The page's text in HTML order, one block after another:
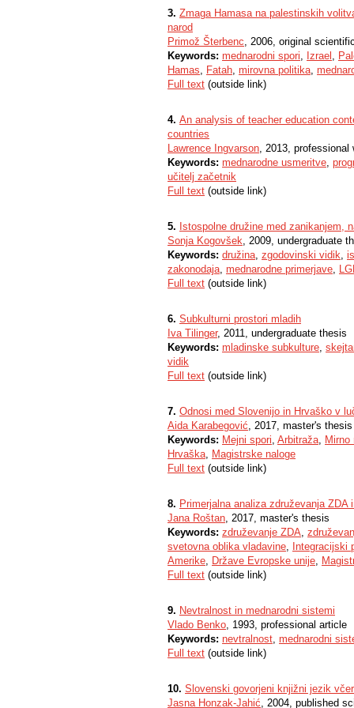
3. Zmaga Hamasa na palestinskih
narod
Primož Šterbenc, 2006, original
Keywords: mednarodni spori, Izrael ,
Hamas, Fatah, mirovna politika,
Full text (outside link)
4. An analysis of teacher education
countries
Lawrence Ingvarson, 2013, professional
Keywords: mednarodne usmeritve,
učitelj začetnik
Full text (outside link)
5. Istospolne družine med zanikanjem,
Sonja Kogovšek, 2009, undergraduate
Keywords: družina, zgodovinski vidik,
zakonodaja, mednarodne primerjave,
Full text (outside link)
6. Subkulturni prostori mladih
Iva Tilinger, 2011, undergraduate thesis
Keywords: mladinske subkulture,
vidik
Full text (outside link)
7. Odnosi med Slovenijo in Hrvaško v
Aida Karabegović, 2017, master's thesis
Keywords: Mejni spori, Arbitraža, Mirno
Hrvaška, Magistrske naloge
Full text (outside link)
8. Primerjalna analiza združevanja ZDA
Jana Roštan, 2017, master's thesis
Keywords: združevanje ZDA,
svetovna oblika vladavine, Integracijski
Amerike, Države Evropske unije,
Full text (outside link)
9. Nevtralnost in mednarodni sistemi
Vlado Benko, 1993, professional article
Keywords: nevtralnost, mednarodni
Full text (outside link)
10. Slovenski govorjeni knjižni jezik
Jasna Honzak-Jahić, 2004, published